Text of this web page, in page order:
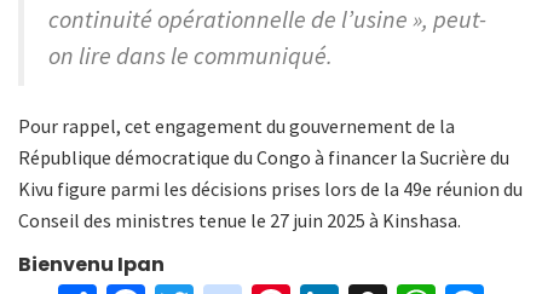
continuité opérationnelle de l’usine », peut-
on lire dans le communiqué.
Pour rappel, cet engagement du gouvernement de la
République démocratique du Congo à financer la Sucrière du
Kivu figure parmi les décisions prises lors de la 49e réunion du
Conseil des ministres tenue le 27 juin 2025 à Kinshasa.
Bienvenu Ipan